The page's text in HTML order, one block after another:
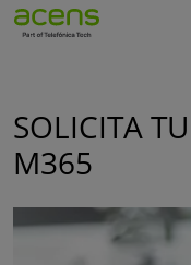
SOLICITA
M365